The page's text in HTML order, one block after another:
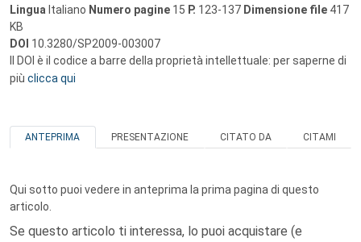
Lingua Italiano Numero pagine 15 P. 123-137 Dimensione file 417
KB
DOI 10.3280/SP2009-003007
Il DOI è il codice a barre della proprietà intellettuale: per saperne di
più clicca qui
ANTEPRIMA PRESENTAZIONE CITATO DA CITAMI
Qui sotto puoi vedere in anteprima la prima pagina di questo
articolo.
Se questo articolo ti interessa, lo puoi acquistare (e